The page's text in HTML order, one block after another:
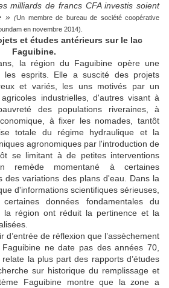
milliards de francs CFA investis soient
» (Un membre de bureau de société coopérative
en novembre 2014).
et études antérieurs sur le lac
Faguibine.
la région du Faguibine opère une
les esprits. Elle a suscité des projets
et variés, les uns motivés par un
industrielles, d'autres visant à
des populations riveraines, à
à fixer les nomades, tantôt
totale du régime hydraulique et la
agronomiques par l'introduction de
se limitant à de petites interventions
remède momentané à certaines
des variations des plans d'eau. Dans la
d'informations scientifiques sérieuses,
données fondamentales du
la région ont réduit la pertinence et la
d’entrée de réflexion que l’assèchement
ne date pas des années 70,
la plus part des rapports d’études
sur historique du remplissage et
Faguibine montre que la zone a